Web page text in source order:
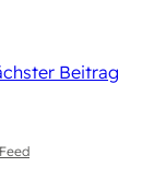
Beitrag